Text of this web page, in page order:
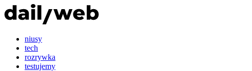
niusy
tech
rozrywka
testujemy